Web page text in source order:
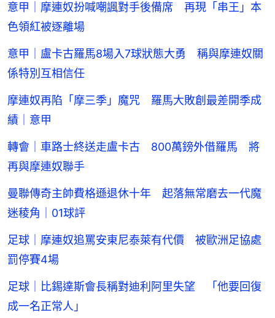
意甲｜摩連奴扮喊嘲諷對手後備席 再現「串王」本
色領紅被逐離場
意甲｜盧卡古羅馬8場入7球狀態大勇 稱與摩連奴關
係特別互相信任
摩連奴再陷「摩三季」魔咒 羅馬大敗創最差開季成
績｜意甲
轉會｜車路士終送走盧卡古 800萬鎊外借羅馬 將
再與摩連奴聯手
曼聯傳奇主帥費格遜退休十年 起落無常磨去一代魔
迷稜角｜01球評
足球｜摩連奴追罵安東尼泰萊有代價 被歐洲足協處
罰停賽4場
足球｜比錫達斯會長稱對迪利阿里失望 「他要回復
成一名正常人」